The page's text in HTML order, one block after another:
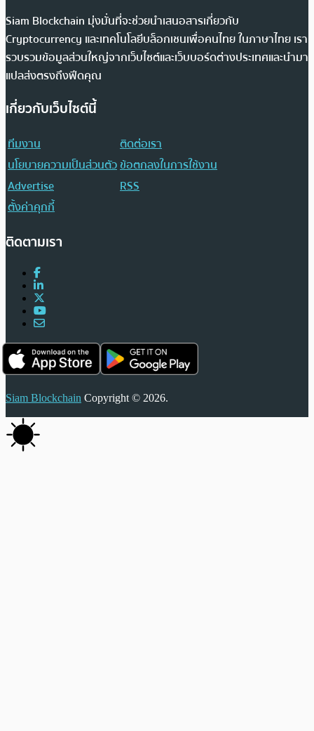
Siam Blockchain มุ่งมั่นที่จะช่วยนำเสนอสารเกี่ยวกับ
Cryptocurrency และเทคโนโลยีบล็อกเชนเพื่อคนไทย ในภาษาไทย เรา
รวบรวมข้อมูลส่วนใหญ่จากเว็บไซต์และเว็บบอร์ดต่างประเทศและนำมา
แปลส่งตรงถึงฟีดคุณ
เกี่ยวกับเว็บไซต์นี้
ทีมงาน
ติดต่อเรา
นโยบายความเป็นส่วนตัวข้อตกลงในการใช้งาน
Advertise
RSS
ตั้งค่าคุกกี้
ติดตามเรา
Siam Blockchain Copyright © 2026.